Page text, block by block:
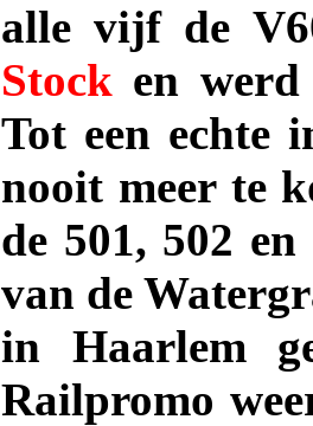
alle vijf de
Stock en
Tot een echte
nooit meer te
de 501, 502
van de
in Haarlem
Railpromo